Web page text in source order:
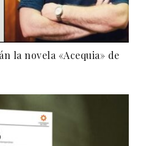
la novela «Acequia» de